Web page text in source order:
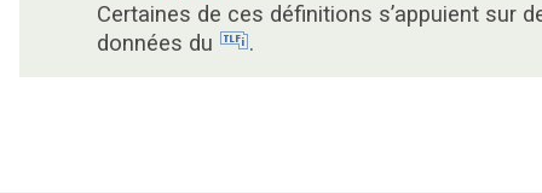
Certaines de ces définitions s’appuient sur
données du
.